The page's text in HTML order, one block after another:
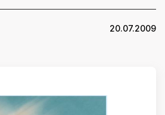
20.07.2009